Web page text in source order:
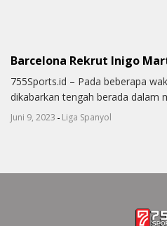
Barcelona Rekrut Inigo
755Sports.id – Pada beberapa
dikabarkan tengah berada dalam
Juni 9, 2023 - Liga Spanyol